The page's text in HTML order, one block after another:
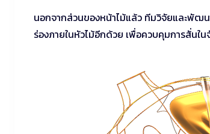
นอกจากส่วนของหน้าไม้แล้ว ทีมวิจัยและพัฒน
ร่องภายในหัวไม้อีกด้วย เพื่อควบคุมการสั่น